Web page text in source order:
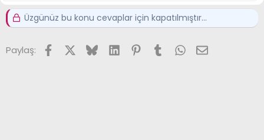
Üzgünüz bu konu cevaplar için kapatılmıştır...
Paylaş: FacebookX (Twitter)
BlueskyLinkedInPinterest
TumblrWhatsApp
E-posta